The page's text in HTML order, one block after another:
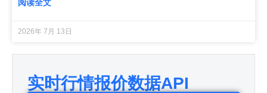
实时行情报价数据API
阅读全文
2026年 7月 13日